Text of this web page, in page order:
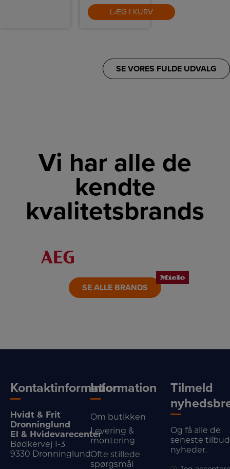
LÆG I KURV
SE VORES FULDE UDVALG
Vi har alle de
kendte
kvalitetsbrands
LINK
SE ALLE BRANDS
Kontaktinformation
Hvidt & Frit
Dronninglund
El & Hvidevarecenter
Bødkervej 1-3
9330 Dronninglund
Information
Om butikken
Levering &
montering
Ofte stillede
spørgsmål
Tilmeld
Og få alle de
seneste
nyheder.